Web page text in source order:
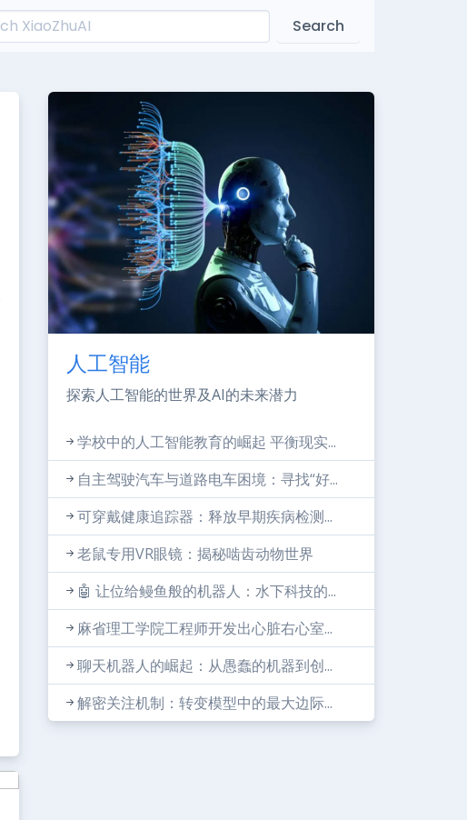
Search
人工智能
探索人工智能的世界及AI的未来潜力
学校中的人工智能教育的崛起 平衡现实...
自主驾驶汽车与道路电车困境：寻找“好...
可穿戴健康追踪器：释放早期疾病检测...
老鼠专用VR眼镜：揭秘啮齿动物世界
🤖 让位给鳗鱼般的机器人：水下科技的...
麻省理工学院工程师开发出心脏右心室...
聊天机器人的崛起：从愚蠢的机器到创...
解密关注机制：转变模型中的最大边际...